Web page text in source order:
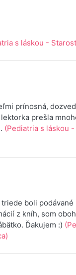
s láskou -
prínosná,
prešla
(Pediatria s láskou
boli
z kníh, som
Ďakujem :)